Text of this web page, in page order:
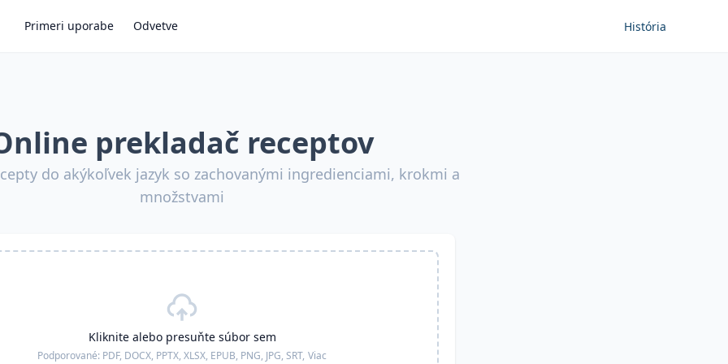
Primeri uporabe Odvetve História
prekladač receptov
do akýkoľvek jazyk so zachovanými ingredienciami, krokmi a
množstvami
Kliknite alebo presuňte súbor sem
Podporované: PDF, DOCX, PPTX, XLSX, EPUB, PNG, JPG, SRT, Viac